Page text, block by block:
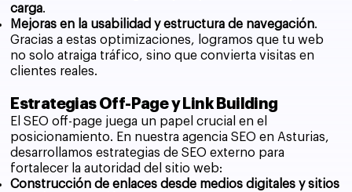
carga.
Mejoras en la usabilidad y estructura de navegación.
Gracias a estas optimizaciones, logramos que tu web
no solo atraiga tráfico, sino que convierta visitas en
clientes reales.
Estrategias Off-Page y Link Building
El SEO off-page juega un papel crucial en el
posicionamiento. En nuestra agencia SEO en Asturias,
desarrollamos estrategias de SEO externo para
fortalecer la autoridad del sitio web:
Construcción de enlaces desde medios digitales y sitios